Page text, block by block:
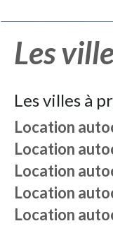
Les
Les villes à
Location
Location
Location
Location
Location